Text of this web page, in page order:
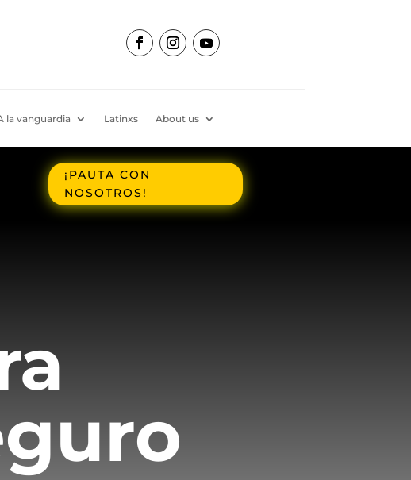
la vanguardia Latinxs About us
¡PAUTA CON
NOSOTROS!